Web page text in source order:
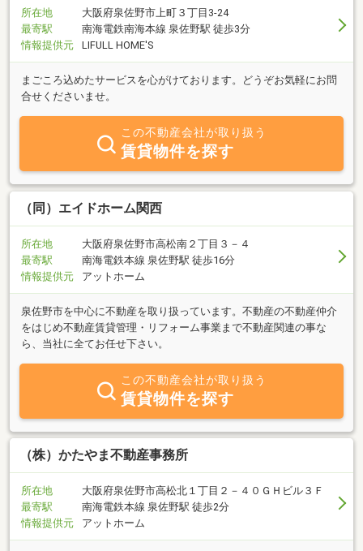
らでは、地元工務店ならではのお客様により沿った「注文のスペシ
ャリスト」が、お客様の想像をはるかに超越した提案・打合せを行
います。ご希望ございましたら、おっしゃってください！
所在地
大阪府泉佐野市上町３丁目3-24
最寄駅
南海電鉄南海本線 泉佐野駅 徒歩3分
情報提供元
LIFULL HOME'S
まごころ込めたサービスを心がけております。どうぞお気軽にお問
合せくださいませ。
この不動産会社が取り扱う
賃貸物件を探す
（同）エイドホーム関西
所在地
大阪府泉佐野市高松南２丁目３－４
最寄駅
南海電鉄本線 泉佐野駅 徒歩16分
情報提供元
アットホーム
泉佐野市を中心に不動産を取り扱っています。不動産の不動産仲介
をはじめ不動産賃貸管理・リフォーム事業まで不動産関連の事な
ら、当社に全てお任せ下さい。
この不動産会社が取り扱う
賃貸物件を探す
（株）かたやま不動産事務所
所在地
大阪府泉佐野市高松北１丁目２－４０ＧＨビル３Ｆ
最寄駅
南海電鉄本線 泉佐野駅 徒歩2分
情報提供元
アットホーム